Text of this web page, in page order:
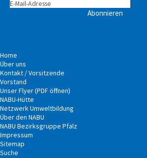
Abonnieren
Home
Über uns
Kontakt / Vorsitzende
Vorstand
Unser Flyer (PDF öffnen)
NABU-Hütte
Netzwerk Umweltbildung
Über den NABU
NABU Bezirks­gruppe Pfalz
Impressum
Sitemap
Suche